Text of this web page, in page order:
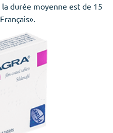
durée moyenne est de 15